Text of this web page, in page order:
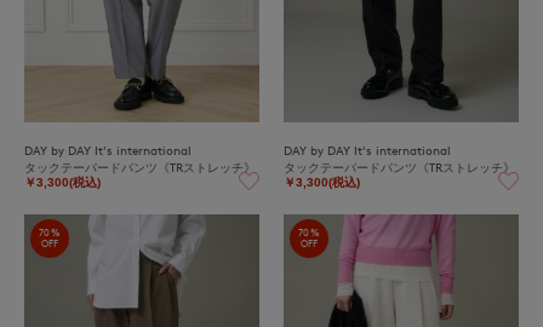
DAY by DAY It's international
タックテーパードパンツ《TRストレッチ》
￥3,300(税込)
DAY by DAY It's international
タックテーパードパンツ《TRストレッチ》
￥3,300(税込)
70%
OFF
70%
OFF